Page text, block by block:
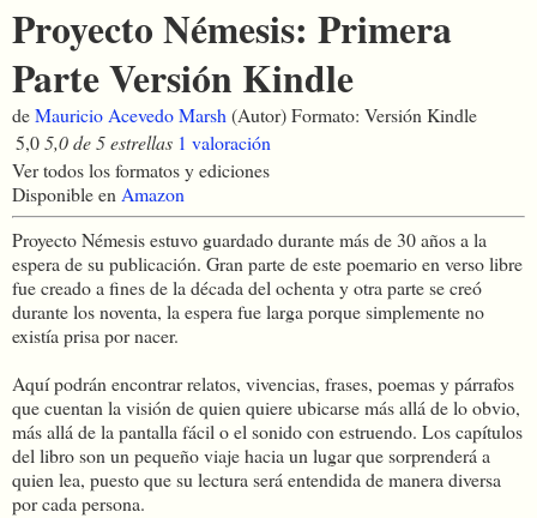
Proyecto Némesis: Primera
ParteVersión Kindle
deMauricio Acevedo Marsh(Autor)Formato: Versión Kindle
5,05,0 de 5 estrellas 1 valoración
Ver todos los formatos y ediciones
Disponible enAmazon
Proyecto Némesis estuvo guardado durante más de 30 años a la
espera de su publicación. Gran parte de este poemario en verso libre
fue creado a fines de la década del ochenta y otra parte se creó
durante los noventa, la espera fue larga porque simplemente no
existía prisa por nacer.
Aquí podrán encontrar relatos, vivencias, frases, poemas y párrafos
que cuentan la visión de quien quiere ubicarse más allá de lo obvio,
más allá de la pantalla fácil o el sonido con estruendo. Los capítulos
del libro son un pequeño viaje hacia un lugar que sorprenderá a
quien lea, puesto que su lectura será entendida de manera diversa
por cada persona.